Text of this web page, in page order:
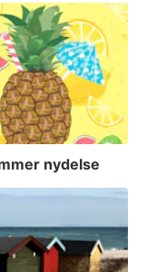
nydelse